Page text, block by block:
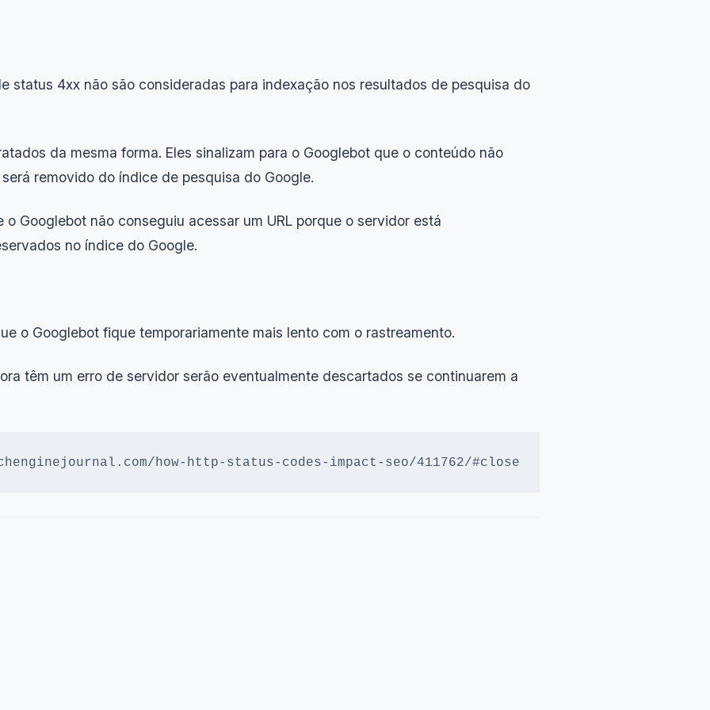
status 4xx não são consideradas para indexação nos resultados de pesquisa do
da mesma forma. Eles sinalizam para o Googlebot que o conteúdo não
removido do índice de pesquisa do Google.
Googlebot não conseguiu acessar um URL porque o servidor está
no índice do Google.
o Googlebot fique temporariamente mais lento com o rastreamento.
têm um erro de servidor serão eventualmente descartados se continuarem a
how-http-status-codes-impact-seo/411762/#close